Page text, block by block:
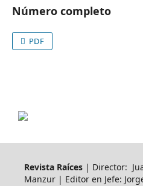
Número completo
PDF
Revista Raíces | Director:
Manzur | Editor en Jefe: